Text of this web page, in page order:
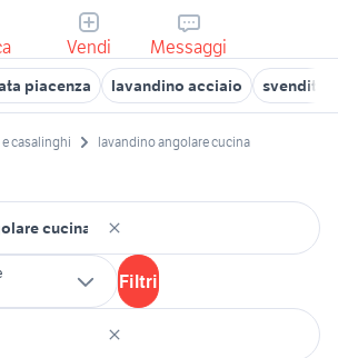
Vendi Messaggi
piacenza lavandino acciaio svendita
casalinghi lavandino angolare cucina
Filtri